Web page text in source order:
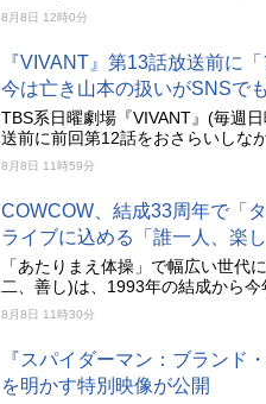
8月8日 12時0分
『VIVANT』第13話放送前に
今は亡き山本の扱いがSNSで
TBS系日曜劇場『VIVANT』(毎週
送前に前回第12話をおさらいしな
8月8日 11時59分
COWCOW、結成33周年で「
ライブに込める「誰一人、楽
「あたりまえ体操」で幅広い世代
二、善し)は、1993年の結成から
8月8日 11時30分
『スパイダーマン：ブランド
を明かす特別映像が公開